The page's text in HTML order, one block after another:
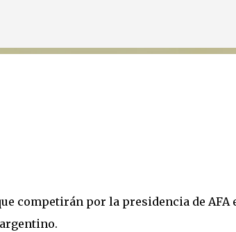
competirán por la presidencia de AFA